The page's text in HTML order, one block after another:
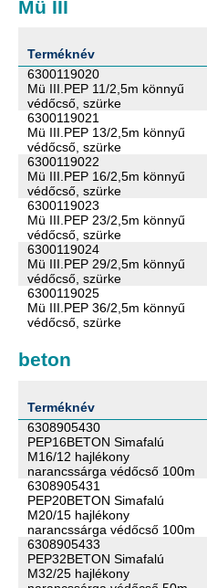
Mü III
Terméknév
6300119020
Mü III.PEP 11/2,5m könnyű
védőcső, szürke
6300119021
Mü III.PEP 13/2,5m könnyű
védőcső, szürke
6300119022
Mü III.PEP 16/2,5m könnyű
védőcső, szürke
6300119023
Mü III.PEP 23/2,5m könnyű
védőcső, szürke
6300119024
Mü III.PEP 29/2,5m könnyű
védőcső, szürke
6300119025
Mü III.PEP 36/2,5m könnyű
védőcső, szürke
beton
Terméknév
6308905430
PEP16BETON Simafalú
M16/12 hajlékony
narancssárga védőcső 100m
6308905431
PEP20BETON Simafalú
M20/15 hajlékony
narancssárga védőcső 100m
6308905433
PEP32BETON Simafalú
M32/25 hajlékony